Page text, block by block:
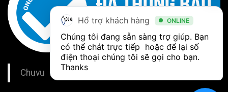
Chuvu
Hổ trợ khách hàng ONLINE
Chúng tôi đang sẵn sàng trợ giúp. Bạn
có thể chát trực tiếp  hoặc để lại số
điện thoại chúng tôi sẽ gọi cho bạn.
Thanks